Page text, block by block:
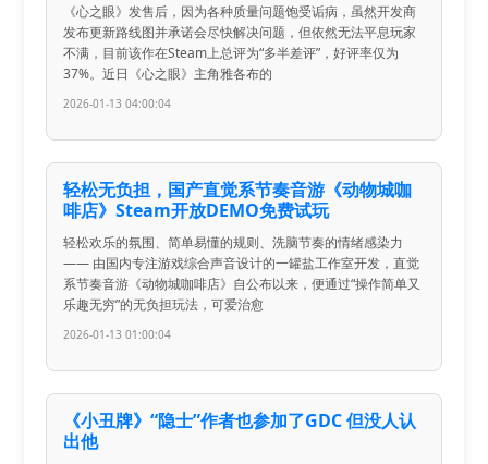
《心之眼》发售后，因为各种质量问题饱受诟病，虽然开发商
发布更新路线图并承诺会尽快解决问题，但依然无法平息玩家
不满，目前该作在Steam上总评为“多半差评”，好评率仅为
37%。近日《心之眼》主角雅各布的
2026-01-13 04:00:04
轻松无负担，国产直觉系节奏音游《动物城咖
啡店》Steam开放DEMO免费试玩
轻松欢乐的氛围、简单易懂的规则、洗脑节奏的情绪感染力
—— 由国内专注游戏综合声音设计的一罐盐工作室开发，直觉
系节奏音游《动物城咖啡店》自公布以来，便通过“操作简单又
乐趣无穷”的无负担玩法，可爱治愈
2026-01-13 01:00:04
《小丑牌》“隐士”作者也参加了GDC 但没人认
出他